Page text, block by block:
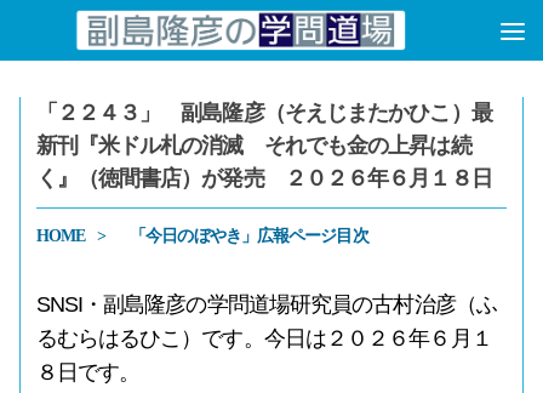
コンテンツへスキップ
「２２４３」 副島隆彦（そえじまたかひこ）最
新刊『米ドル札の消滅 それでも金の上昇は続
く』（徳間書店）が発売 ２０２６年６月１８日
HOME 「今日のぼやき」広報ページ目次
SNSI・副島隆彦の学問道場研究員の古村治彦（ふ
るむらはるひこ）です。今日は２０２６年６月１
８日です。